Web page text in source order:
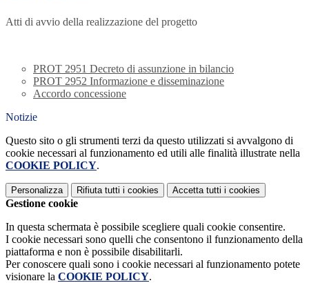
Atti di avvio della realizzazione del progetto
PROT 2951 Decreto di assunzione in bilancio
PROT 2952 Informazione e disseminazione
Accordo concessione
Notizie
Questo sito o gli strumenti terzi da questo utilizzati si avvalgono di
cookie necessari al funzionamento ed utili alle finalità illustrate nella
COOKIE POLICY.
Personalizza Rifiuta tutti i cookies Accetta tutti i cookies
Gestione cookie
In questa schermata è possibile scegliere quali cookie consentire.
I cookie necessari sono quelli che consentono il funzionamento della
piattaforma e non è possibile disabilitarli.
Per conoscere quali sono i cookie necessari al funzionamento potete
visionare la COOKIE POLICY.